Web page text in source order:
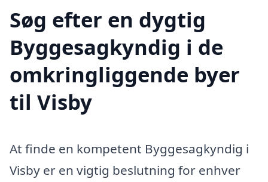
Søg efter en dygtig
Byggesagkyndig i de
omkringliggende byer
til Visby
At finde en kompetent Byggesagkyndig i
Visby er en vigtig beslutning for enhver